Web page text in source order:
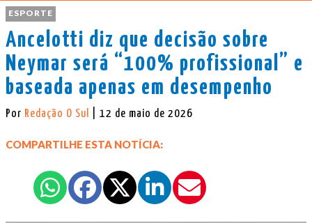
ESPORTE
Ancelotti diz que decisão sobre
Neymar será “100% profissional” e
baseada apenas em desempenho
Por Redação O Sul | 12 de maio de 2026
COMPARTILHE ESTA NOTÍCIA: